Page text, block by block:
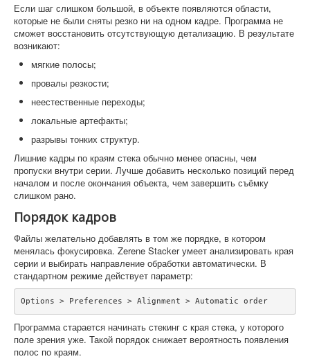
Если шаг слишком большой, в объекте появляются области,
которые не были сняты резко ни на одном кадре. Программа не
сможет восстановить отсутствующую детализацию. В результате
возникают:
мягкие полосы;
провалы резкости;
неестественные переходы;
локальные артефакты;
разрывы тонких структур.
Лишние кадры по краям стека обычно менее опасны, чем
пропуски внутри серии. Лучше добавить несколько позиций перед
началом и после окончания объекта, чем завершить съёмку
слишком рано.
Порядок кадров
Файлы желательно добавлять в том же порядке, в котором
менялась фокусировка. Zerene Stacker умеет анализировать края
серии и выбирать направление обработки автоматически. В
стандартном режиме действует параметр:
Options > Preferences > Alignment > Automatic order
Программа старается начинать стекинг с края стека, у которого
поле зрения уже. Такой порядок снижает вероятность появления
полос по краям.